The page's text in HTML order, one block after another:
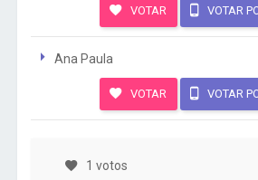
VOTAR VOTAR
Ana Paula
VOTAR VOTAR
1 votos